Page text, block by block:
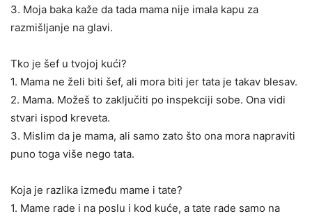
3. Moja baka kaže da tada mama nije imala kapu za
razmišljanje na glavi.
Tko je šef u tvojoj kući?
1. Mama ne želi biti šef, ali mora biti jer tata je takav blesav.
2. Mama. Možeš to zaključiti po inspekciji sobe. Ona vidi
stvari ispod kreveta.
3. Mislim da je mama, ali samo zato što ona mora napraviti
puno toga više nego tata.
Koja je razlika između mame i tate?
1. Mame rade i na poslu i kod kuće, a tate rade samo na